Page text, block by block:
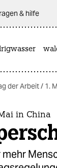
& hilfe
der Arbeit / 1.
in China
mehr